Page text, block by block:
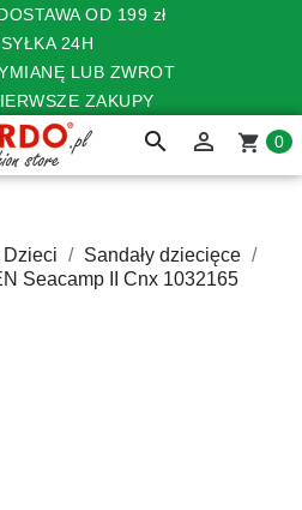
OD 199 zł
24H
LUB ZWROT
ZAKUPY
search  shopping_cart 0
Dzieci
Sandały dziecięce
Seacamp II Cnx 1032165